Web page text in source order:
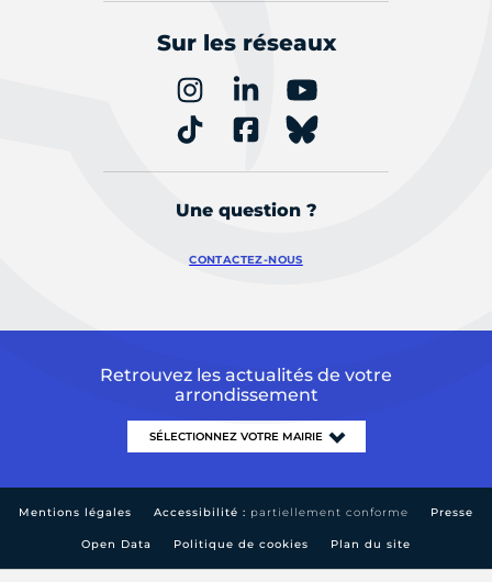
Sur les réseaux
Une question ?
CONTACTEZ-NOUS
Retrouvez les actualités de votre
arrondissement
Mentions légales Accessibilité : partiellement conforme Presse
Open Data Politique de cookies Plan du site